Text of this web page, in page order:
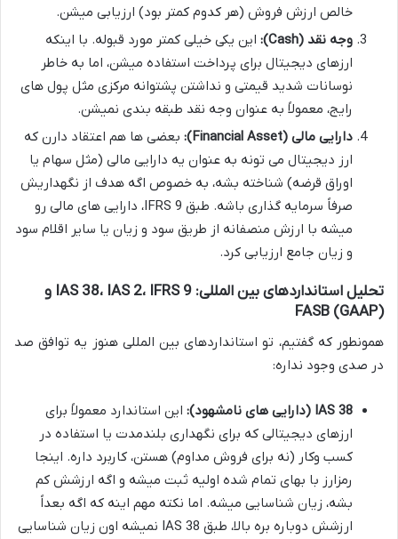
خالص ارزش فروش (هر کدوم کمتر بود) ارزیابی میشن.
وجه نقد (Cash):
این یکی خیلی کمتر مورد قبوله. با اینکه
ارزهای دیجیتال برای پرداخت استفاده میشن، اما به خاطر
نوسانات شدید قیمتی و نداشتن پشتوانه مرکزی مثل پول های
رایج، معمولاً به عنوان وجه نقد طبقه بندی نمیشن.
دارایی مالی (Financial Asset):
بعضی ها هم اعتقاد دارن که
ارز دیجیتال می تونه به عنوان یه دارایی مالی (مثل سهام یا
اوراق قرضه) شناخته بشه، به خصوص اگه هدف از نگهداریش
صرفاً سرمایه گذاری باشه. طبق IFRS 9، دارایی های مالی رو
میشه با ارزش منصفانه از طریق سود و زیان یا سایر اقلام سود
و زیان جامع ارزیابی کرد.
تحلیل استانداردهای بین المللی: IAS 38، IAS 2، IFRS 9 و
FASB (GAAP)
همونطور که گفتیم، تو استانداردهای بین المللی هنوز یه توافق صد
در صدی وجود نداره:
IAS 38 (دارایی های نامشهود):
این استاندارد معمولاً برای
ارزهای دیجیتالی که برای نگهداری بلندمدت یا استفاده در
کسب وکار (نه برای فروش مداوم) هستن، کاربرد داره. اینجا
رمزارز با بهای تمام شده اولیه ثبت میشه و اگه ارزشش کم
بشه، زیان شناسایی میشه. اما نکته مهم اینه که اگه بعداً
ارزشش دوباره بره بالا، طبق IAS 38 نمیشه اون زیان شناسایی